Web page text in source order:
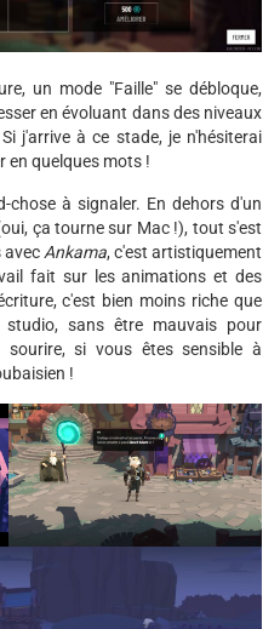
un mode "Faille" se débloque,
en évoluant dans des niveaux
j'arrive à ce stade, je n'hésiterai
en quelques mots !
chose à signaler. En dehors d'un
ça tourne sur Mac !), tout s'est
avecAnkama, c'est artistiquement
fait sur les animations et des
c'est bien moins riche que
sans être mauvais pour
si vous êtes sensible à
!